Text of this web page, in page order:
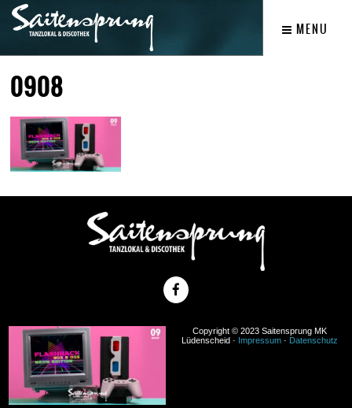
MENU
0908
Copyright © 2023 Saitensprung MK
Lüdenscheid · Impressum· Datenschutz